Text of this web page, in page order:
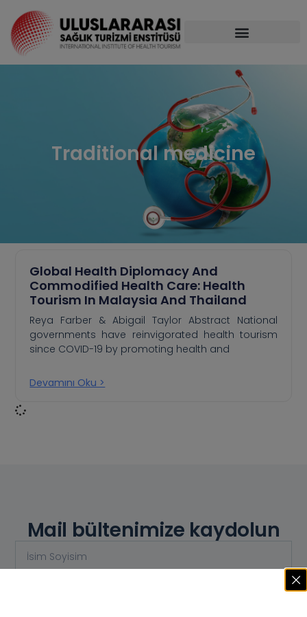
Traditional medicine
Global Health Diplomacy And
Commodified Health Care: Health
Tourism In Malaysia And Thailand
Reya Farber & Abigail Taylor Abstract National
governments have reinvigorated health tourism
since COVID-19 by promoting health and
Devamını Oku >
Mail bültenimize kaydolun